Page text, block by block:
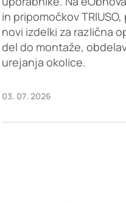
in pripomočkov
novi izdelki za različna
del do montaže,
urejanja okolice.
03. 07. 2026